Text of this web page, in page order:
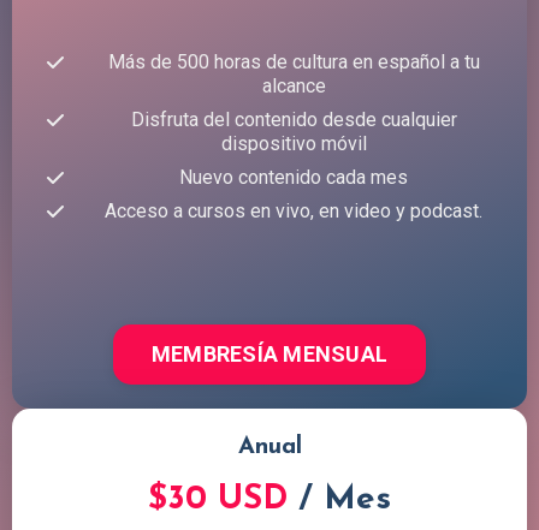
Más de 500 horas de cultura en español a tu
alcance
Disfruta del contenido desde cualquier
dispositivo móvil
Nuevo contenido cada mes
Acceso a cursos en vivo, en video y podcast.
MEMBRESÍA MENSUAL
Anual
$30 USD / Mes